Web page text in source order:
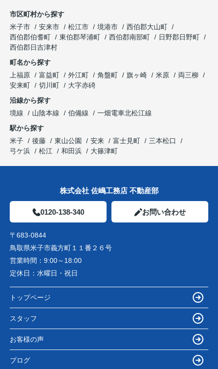
市区町村から探す
米子市
安来市 松江市 境港市
西伯郡大山町
西伯郡伯耆町
東伯郡琴浦町 西伯郡南部町
日野郡日野町
西伯郡日吉津村
町名から探す
上福原
富益町 外江町 角盤町 旗ヶ崎 米原
両三柳
安来町
切川町
大字赤碕
沿線から探す
境線
山陰本線 伯備線
一畑電車北松江線
駅から探す
米子
後藤 東山公園 安来 富士見町
三本松口
弓ケ浜
松江 和田浜 大篠津町
株式会社 佐嶋工務店 不動産部
0120-138-340 お問い合わせ
〒683-0844
鳥取県米子市義方町１１番２６号
営業時間： 9:00～18:00
定休日： 水曜日・祝日
トップページ
スタッフ
お客様の声
ブログ